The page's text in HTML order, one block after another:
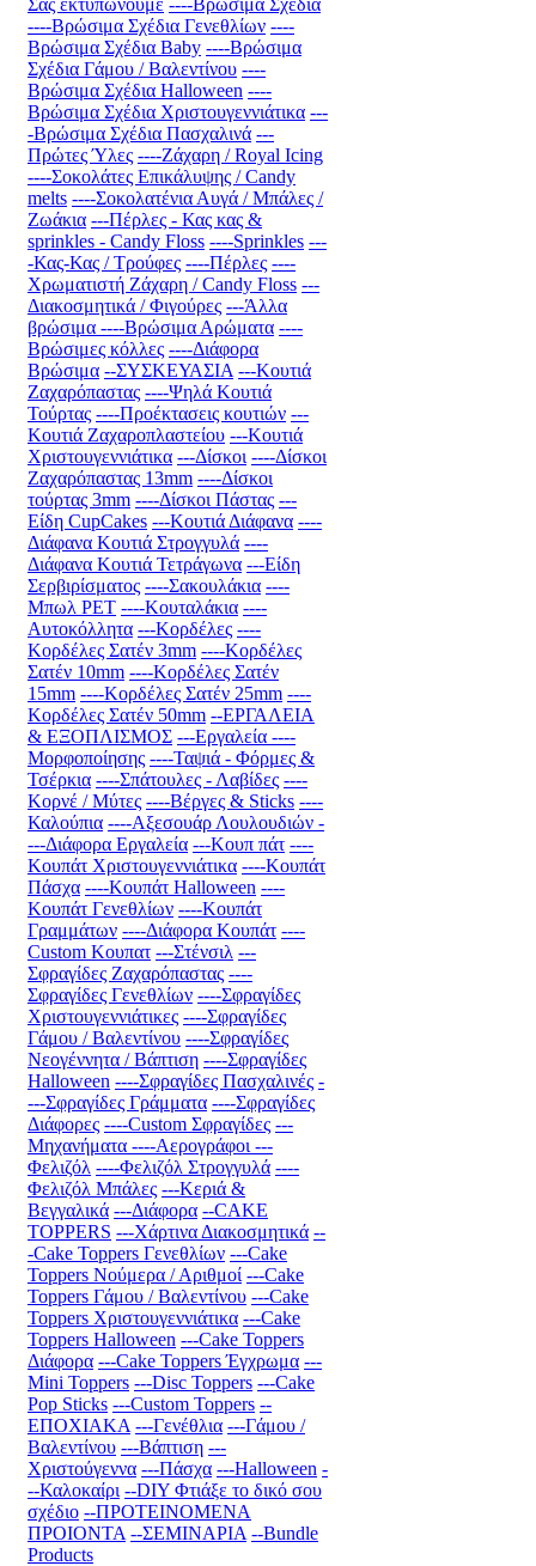
Σας εκτυπώνουμε ----Βρώσιμα Σχέδια
----Βρώσιμα Σχέδια Γενεθλίων ----
Βρώσιμα Σχέδια Baby ----Βρώσιμα
Σχέδια Γάμου / Βαλεντίνου ----
Βρώσιμα Σχέδια Halloween ----
Βρώσιμα Σχέδια Χριστουγεννιάτικα ---
-Βρώσιμα Σχέδια Πασχαλινά ---
Πρώτες Ύλες ----Ζάχαρη / Royal Icing
----Σοκολάτες Επικάλυψης / Candy
melts ----Σοκολατένια Αυγά / Μπάλες /
Ζωάκια ---Πέρλες - Κας κας &
sprinkles - Candy Floss ----Sprinkles ---
-Κας-Κας / Τρούφες ----Πέρλες ----
Χρωματιστή Ζάχαρη / Candy Floss ---
Διακοσμητικά / Φιγούρες ---Άλλα
βρώσιμα ----Βρώσιμα Αρώματα ----
Βρώσιμες κόλλες ----Διάφορα
Βρώσιμα --ΣΥΣΚΕΥΑΣΙΑ ---Κουτιά
Ζαχαρόπαστας ----Ψηλά Κουτιά
Τούρτας ----Προέκτασεις κουτιών ---
Κουτιά Ζαχαροπλαστείου ---Κουτιά
Χριστουγεννιάτικα ---Δίσκοι ----Δίσκοι
Ζαχαρόπαστας 13mm ----Δίσκοι
τούρτας 3mm ----Δίσκοι Πάστας ---
Είδη CupCakes ---Κουτιά Διάφανα ----
Διάφανα Κουτιά Στρογγυλά ----
Διάφανα Κουτιά Τετράγωνα ---Είδη
Σερβιρίσματος ----Σακουλάκια ----
Μπωλ PET ----Κουταλάκια ----
Αυτοκόλλητα ---Κορδέλες ----
Κορδέλες Σατέν 3mm ----Κορδέλες
Σατέν 10mm ----Κορδέλες Σατέν
15mm ----Κορδέλες Σατέν 25mm ----
Κορδέλες Σατέν 50mm --ΕΡΓΑΛΕΙΑ
& ΕΞΟΠΛΙΣΜΟΣ ---Εργαλεία ----
Μορφοποίησης ----Ταψιά - Φόρμες &
Τσέρκια ----Σπάτουλες - Λαβίδες ----
Κορνέ / Μύτες ----Βέργες & Sticks ----
Καλούπια ----Αξεσουάρ Λουλουδιών -
---Διάφορα Εργαλεία ---Κουπ πάτ ----
Κουπάτ Χριστουγεννιάτικα ----Κουπάτ
Πάσχα ----Κουπάτ Halloween ----
Κουπάτ Γενεθλίων ----Κουπάτ
Γραμμάτων ----Διάφορα Κουπάτ ----
Custom Κουπατ ---Στένσιλ ---
Σφραγίδες Ζαχαρόπαστας ----
Σφραγίδες Γενεθλίων ----Σφραγίδες
Χριστουγεννιάτικες ----Σφραγίδες
Γάμου / Βαλεντίνου ----Σφραγίδες
Νεογέννητα / Βάπτιση ----Σφραγίδες
Halloween ----Σφραγίδες Πασχαλινές -
---Σφραγίδες Γράμματα ----Σφραγίδες
Διάφορες ----Custom Σφραγίδες ---
Μηχανήματα ----Αερογράφοι ---
Φελιζόλ ----Φελιζόλ Στρογγυλά ----
Φελιζόλ Μπάλες ---Κεριά &
Βεγγαλικά ---Διάφορα --CAKE
TOPPERS ---Χάρτινα Διακοσμητικά --
-Cake Toppers Γενεθλίων ---Cake
Toppers Νούμερα / Αριθμοί ---Cake
Toppers Γάμου / Βαλεντίνου ---Cake
Toppers Χριστουγεννιάτικα ---Cake
Toppers Halloween ---Cake Toppers
Διάφορα ---Cake Toppers Έγχρωμα ---
Mini Toppers ---Disc Toppers ---Cake
Pop Sticks ---Custom Toppers --
ΕΠΟΧΙΑΚΑ ---Γενέθλια ---Γάμου /
Βαλεντίνου ---Βάπτιση ---
Χριστούγεννα ---Πάσχα ---Halloween -
--Καλοκαίρι --DIY Φτιάξε το δικό σου
σχέδιο --ΠΡΟΤΕΙΝΟΜΕΝΑ
ΠΡΟΙΟΝΤΑ --ΣΕΜΙΝΑΡΙΑ --Bundle
Products